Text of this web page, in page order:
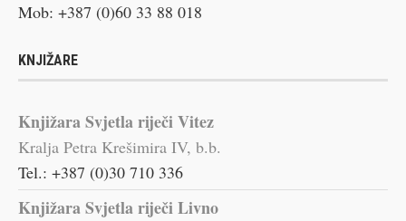
Mob: +387 (0)60 33 88 018
KNJIŽARE
Knjižara Svjetla riječi Vitez
Kralja Petra Krešimira IV, b.b.
Tel.: +387 (0)30 710 336
Knjižara Svjetla riječi Livno